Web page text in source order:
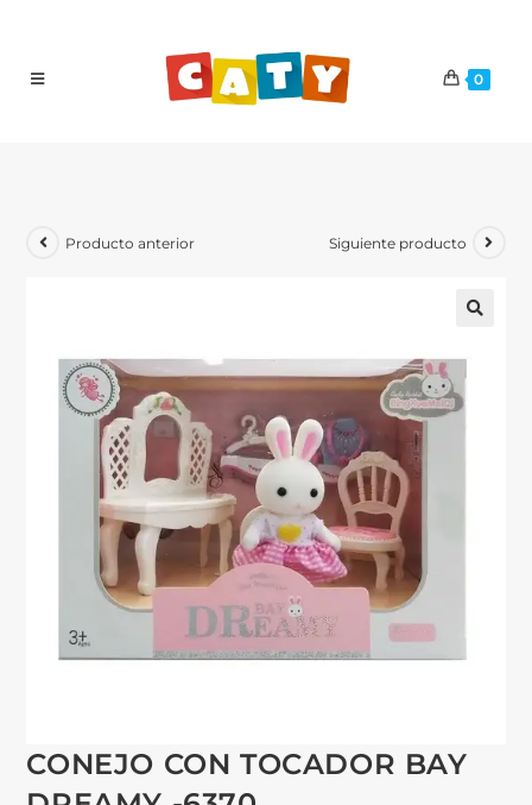
0
Producto anterior Siguiente producto
CONEJO CON TOCADOR BAY